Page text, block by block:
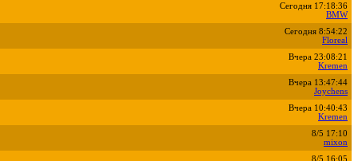
Сегодня 17:18:36
BMW
Сегодня 8:54:22
Floreal
Вчера 23:08:21
Kremen
Вчера 13:47:44
Joychens
Вчера 10:40:43
Kremen
8/5 17:10
mixon
8/5 16:05